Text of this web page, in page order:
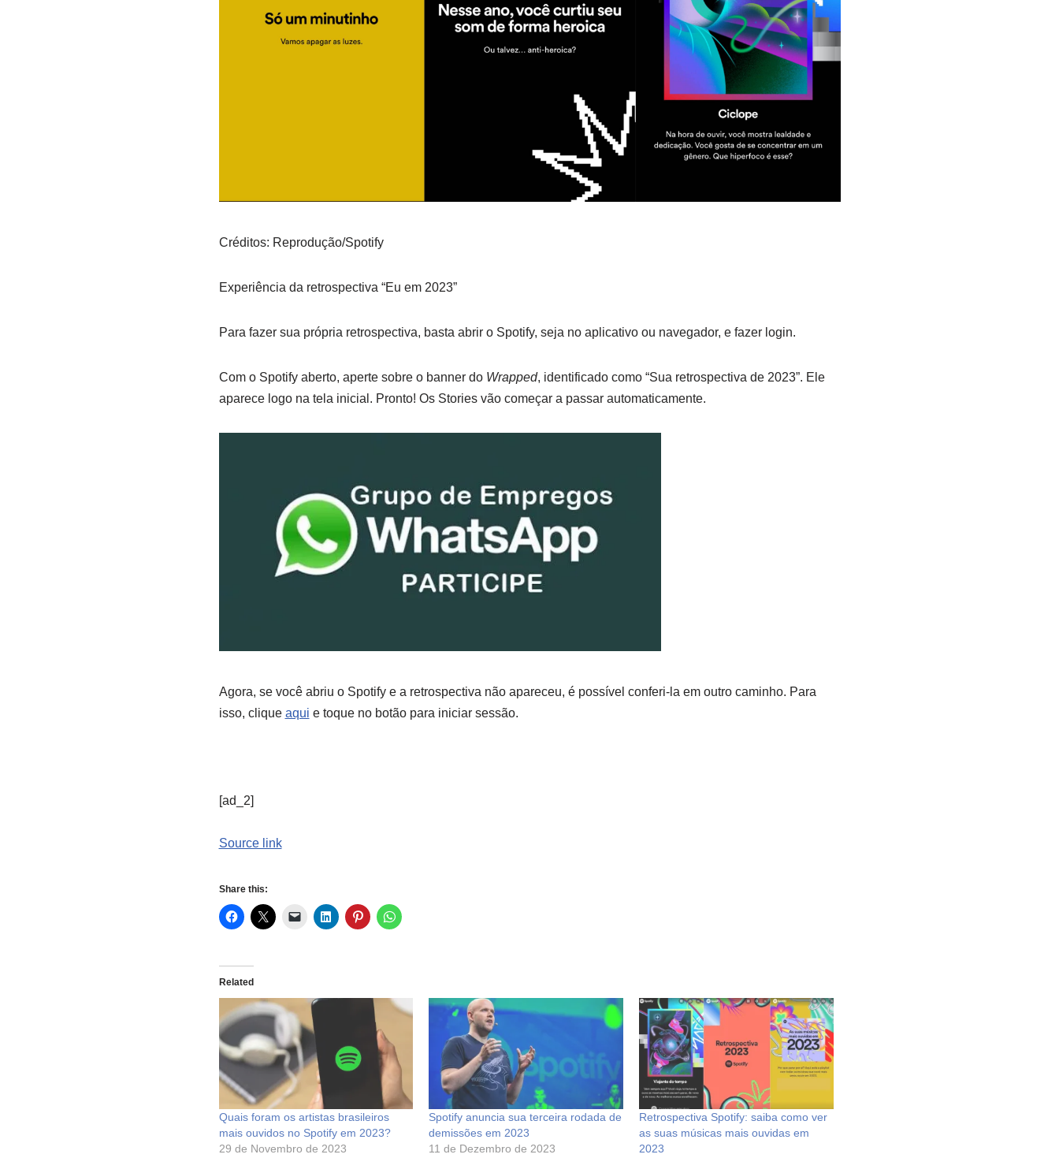
Créditos: Reprodução/Spotify
Experiência da retrospectiva “Eu em 2023”
Para fazer sua própria retrospectiva, basta abrir o Spotify, seja no aplicativo ou navegador, e fazer login.
Com o Spotify aberto, aperte sobre o banner do Wrapped, identificado como “Sua retrospectiva de 2023”. Ele
aparece logo na tela inicial. Pronto! Os Stories vão começar a passar automaticamente.
Agora, se você abriu o Spotify e a retrospectiva não apareceu, é possível conferi-la em outro caminho. Para
isso, clique aqui e toque no botão para iniciar sessão.
[ad_2]
Source link
Share this:
Related
Quais foram os artistas brasileiros
mais ouvidos no Spotify em 2023?
29 de Novembro de 2023
Spotify anuncia sua terceira rodada de
demissões em 2023
11 de Dezembro de 2023
Retrospectiva Spotify: saiba como ver
as suas músicas mais ouvidas em
2023